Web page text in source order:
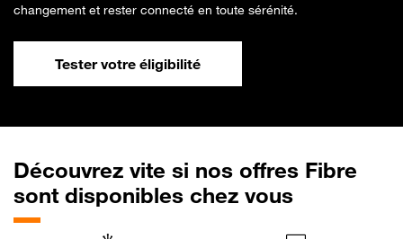
changement et rester connecté en toute sérénité.
Tester votre éligibilité
Découvrez vite si nos offres Fibre
sont disponibles chez vous